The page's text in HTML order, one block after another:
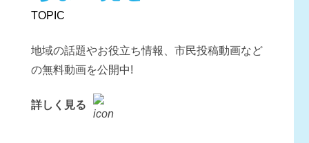
TOPIC
地域の話題やお役立ち情報、市民投稿動画など
の無料動画を公開中!
詳しく見る